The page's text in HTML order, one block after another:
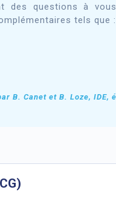
des questions à
tels que :
B. Canet et B. Loze, IDE,